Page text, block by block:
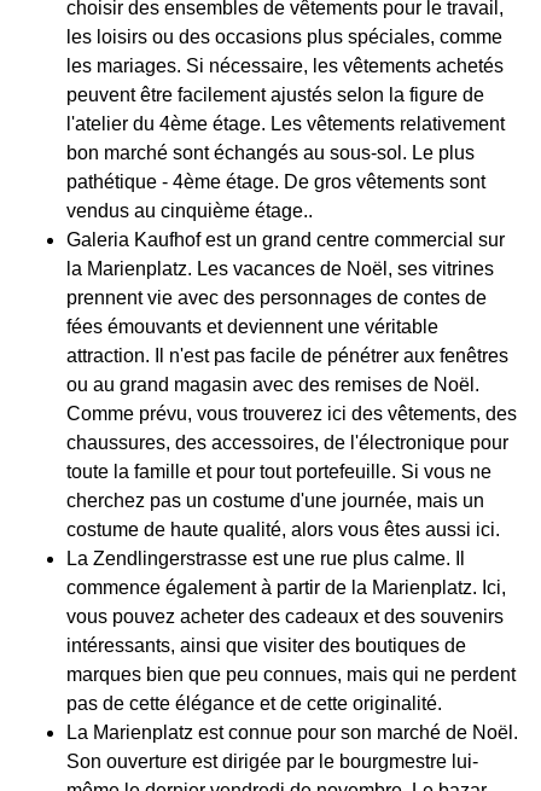
choisir des ensembles de vêtements pour le travail,
les loisirs ou des occasions plus spéciales, comme
les mariages. Si nécessaire, les vêtements achetés
peuvent être facilement ajustés selon la figure de
l'atelier du 4ème étage. Les vêtements relativement
bon marché sont échangés au sous-sol. Le plus
pathétique - 4ème étage. De gros vêtements sont
vendus au cinquième étage..
Galeria Kaufhof est un grand centre commercial sur
la Marienplatz. Les vacances de Noël, ses vitrines
prennent vie avec des personnages de contes de
fées émouvants et deviennent une véritable
attraction. Il n'est pas facile de pénétrer aux fenêtres
ou au grand magasin avec des remises de Noël.
Comme prévu, vous trouverez ici des vêtements, des
chaussures, des accessoires, de l'électronique pour
toute la famille et pour tout portefeuille. Si vous ne
cherchez pas un costume d'une journée, mais un
costume de haute qualité, alors vous êtes aussi ici.
La Zendlingerstrasse est une rue plus calme. Il
commence également à partir de la Marienplatz. Ici,
vous pouvez acheter des cadeaux et des souvenirs
intéressants, ainsi que visiter des boutiques de
marques bien que peu connues, mais qui ne perdent
pas de cette élégance et de cette originalité.
La Marienplatz est connue pour son marché de Noël.
Son ouverture est dirigée par le bourgmestre lui-